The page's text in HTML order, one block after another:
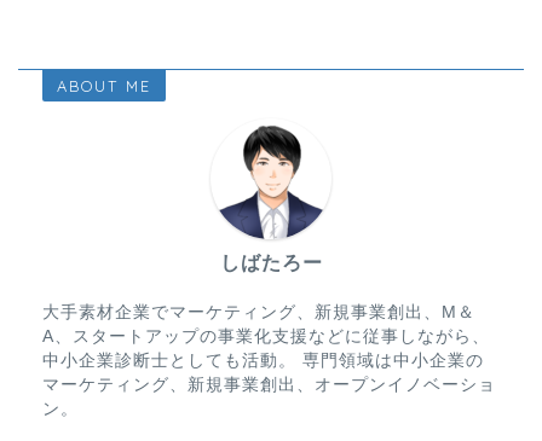
ABOUT ME
しばたろー
大手素材企業でマーケティング、新規事業創出、M＆
A、スタートアップの事業化支援などに従事しながら、
中小企業診断士としても活動。 専門領域は中小企業の
マーケティング、新規事業創出、オープンイノベーショ
ン。